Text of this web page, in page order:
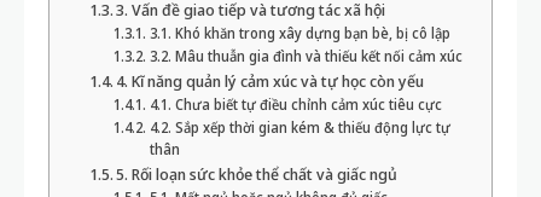
3. Vấn đề giao tiếp và tương tác xã hội
3.1. Khó khăn trong xây dựng bạn bè, bị cô lập
3.2. Mâu thuẫn gia đình và thiếu kết nối cảm xúc
4. Kĩ năng quản lý cảm xúc và tự học còn yếu
4.1. Chưa biết tự điều chỉnh cảm xúc tiêu cực
4.2. Sắp xếp thời gian kém & thiếu động lực tự
thân
5. Rối loạn sức khỏe thể chất và giấc ngủ